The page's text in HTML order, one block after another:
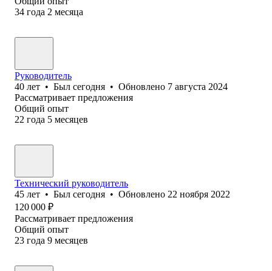
34 года 2 месяца
Руководитель
40 лет • Был сегодня • Обновлено 7 августа 2024
Рассматривает предложения
Общий опыт
22 года 5 месяцев
Технический руководитель
45 лет • Был сегодня • Обновлено 22 ноября 2022
120 000 ₽
Рассматривает предложения
Общий опыт
23 года 9 месяцев